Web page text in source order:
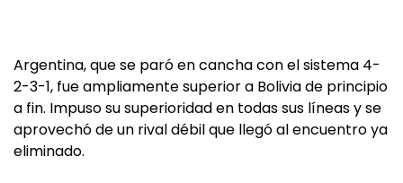
Argentina, que se paró en cancha con el sistema 4-
2-3-1, fue ampliamente superior a Bolivia de principio
a fin. Impuso su superioridad en todas sus líneas y se
aprovechó de un rival débil que llegó al encuentro ya
eliminado.